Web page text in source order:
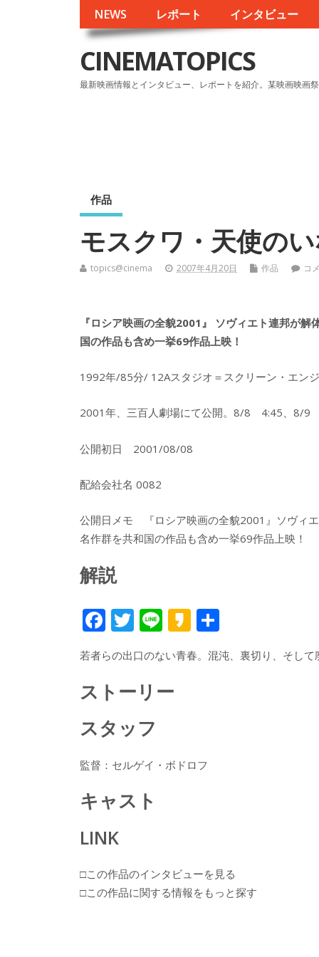
NEWS レポート インタビュー
CINEMATOPICS
最新映画情報とインタビュー、レポートを紹介。某映画映画
作品
モスクワ・天使の
topics@cinema 2007年4月20日 作品 コ
『ロシア映画の全貌2001』 ソヴィエト連邦が
国の作品も含め一挙69作品上映！
1992年/85分/ 12Aスタジオ＝スクリーン・エン
2001年、三百人劇場にて公開。8/8 4:45、8/9
公開初日 2001/08/08
配給会社名 0082
公開日メモ 『ロシア映画の全貌2001』ソヴィ
名作群を共和国の作品も含め一挙69作品上映！
解説
F
ac
e
b
o
o
k
T
itt
er
Li
e
K
a
k
有
若者らの出口のない青春。混沌、裏切り、そし
ストーリー
スタッフ
監督：セルゲイ・ボドロフ
キャスト
LINK
□この作品のインタビューを見る
□この作品に関する情報をもっと探す